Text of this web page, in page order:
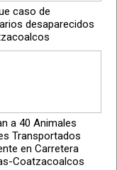
caso de
desaparecidos
a 40 Animales
Transportados
en Carretera
Coatzacoalcos